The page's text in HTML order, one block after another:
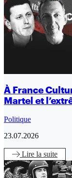
À France
Martel et
Politique
23.07.2026
Lire la suite